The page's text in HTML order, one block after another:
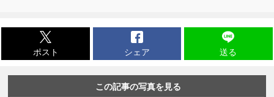
ポスト シェア 送る
この記事の写真を見る